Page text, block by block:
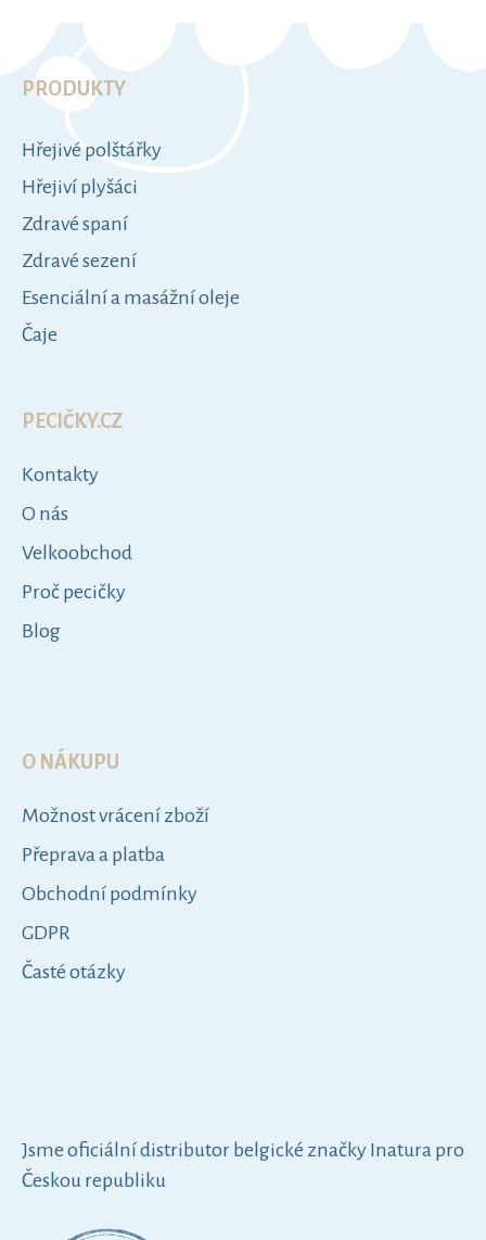
K
e
g
r
i
Hřejivé polštářky
Hřejiví plyšáci
Zdravé spaní
Zdravé sezení
Esenciální a masážní oleje
Čaje
PECIČKY.CZ
Kontakty
O nás
Velkoobchod
Proč pecičky
Blog
O NÁKUPU
Možnost vrácení zboží
Přeprava a platba
Obchodní podmínky
GDPR
Časté otázky
Jsme oficiální distributor belgické značky Inatura pro
Českou republiku